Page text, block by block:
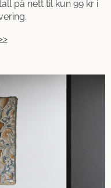
på nett til kun 99 kr i